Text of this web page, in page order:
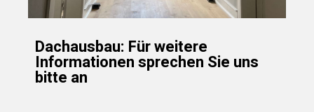
Dachausbau: Für weitere
Informationen sprechen Sie uns
bitte an